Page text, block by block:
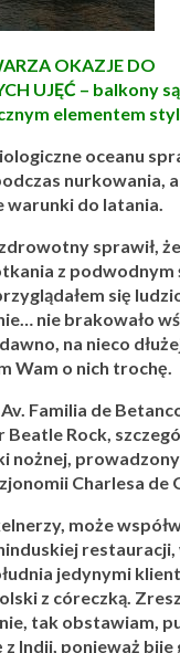
OKAZJE DO
UJĘĆ – balkony są
elementem
oceanu
nurkowania,
warunki do latania.
sprawił,
z podwodnym
się
nie brakowało
na nieco
Wam o nich trochę.
Familia de
Beatle Rock,
nożnej,
Charlesa de
może
jedynymi
z córeczką.
tak obstawiam,
Indii, ponieważ bije